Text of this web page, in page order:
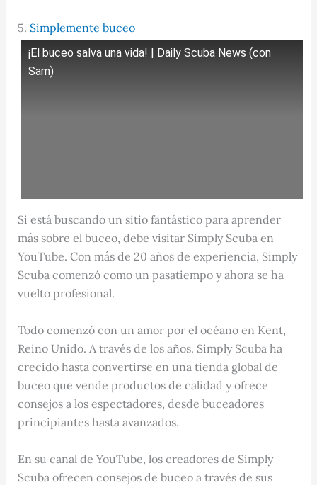
5. Simplemente buceo
¡El buceo salva una vida! | Daily Scuba News (con
Sam)
Si está buscando un sitio fantástico para aprender
más sobre el buceo, debe visitar Simply Scuba en
YouTube. Con más de 20 años de experiencia, Simply
Scuba comenzó como un pasatiempo y ahora se ha
vuelto profesional.
Todo comenzó con un amor por el océano en Kent,
Reino Unido. A través de los años. Simply Scuba ha
crecido hasta convertirse en una tienda global de
buceo que vende productos de calidad y ofrece
consejos a los espectadores, desde buceadores
principiantes hasta avanzados.
En su canal de YouTube, los creadores de Simply
Scuba ofrecen consejos de buceo a través de sus